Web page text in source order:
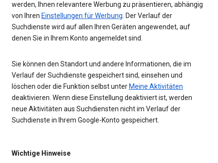
werden, Ihnen relevantere Werbung zu präsentieren, abhängig
von Ihren Einstellungen für Werbung. Der Verlauf der
Suchdienste wird auf allen Ihren Geräten angewendet, auf
denen Sie in Ihrem Konto angemeldet sind.
Sie können den Standort und andere Informationen, die im
Verlauf der Suchdienste gespeichert sind, einsehen und
löschen oder die Funktion selbst unter Meine Aktivitäten
deaktivieren. Wenn diese Einstellung deaktiviert ist, werden
neue Aktivitäten aus Suchdiensten nicht im Verlauf der
Suchdienste in Ihrem Google-Konto gespeichert.
Wichtige Hinweise